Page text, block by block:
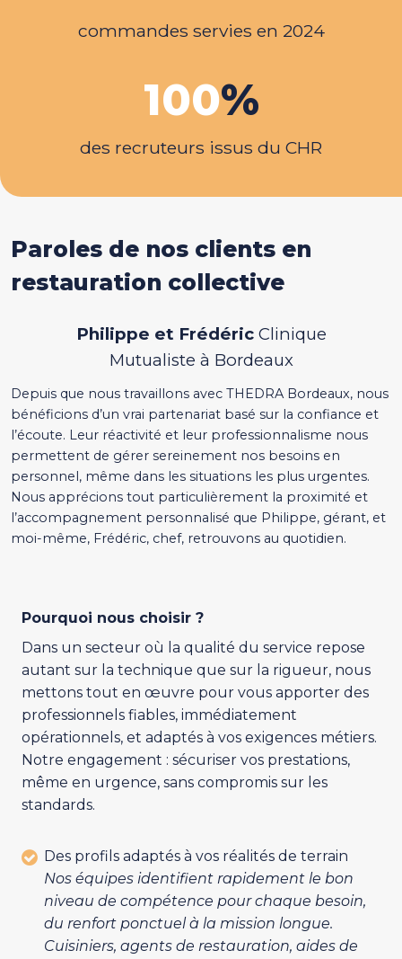
commandes servies en 2024
100%
des recruteurs issus du CHR
Paroles de nos clients en
restauration collective
Philippe et FrédéricClinique
Mutualiste à Bordeaux
Depuis que nous travaillons avec THEDRA Bordeaux, nous
bénéficions d’un vrai partenariat basé sur la confiance et
l’écoute. Leur réactivité et leur professionnalisme nous
permettent de gérer sereinement nos besoins en
personnel, même dans les situations les plus urgentes.
Nous apprécions tout particulièrement la proximité et
l’accompagnement personnalisé que Philippe, gérant, et
moi-même, Frédéric, chef, retrouvons au quotidien.
Pourquoi nous choisir ?
Dans un secteur où la qualité du service repose
autant sur la technique que sur la rigueur, nous
mettons tout en œuvre pour vous apporter des
professionnels fiables, immédiatement
opérationnels, et adaptés à vos exigences métiers.
Notre engagement : sécuriser vos prestations,
même en urgence, sans compromis sur les
standards.
Des profils adaptés à vos réalités de terrain
Nos équipes identifient rapidement le bon
niveau de compétence pour chaque besoin,
du renfort ponctuel à la mission longue.
Cuisiniers, agents de restauration, aides de